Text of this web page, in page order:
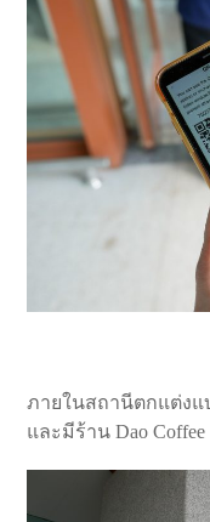
ภายในสถานีตกแต่งแ
และมีร้าน Dao